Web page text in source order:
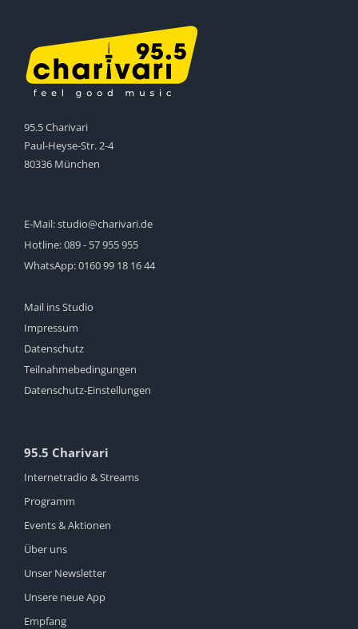
95.5 Charivari
Paul-Heyse-Str. 2-4
80336 München
E-Mail:studio@charivari.de
Hotline:089 - 57 955 955
WhatsApp:0160 99 18 16 44
Mail ins Studio
Impressum
Datenschutz
Teilnahmebedingungen
Datenschutz-Einstellungen
95.5 Charivari
Internetradio & Streams
Programm
Events & Aktionen
Über uns
Unser Newsletter
Unsere neue App
Empfang